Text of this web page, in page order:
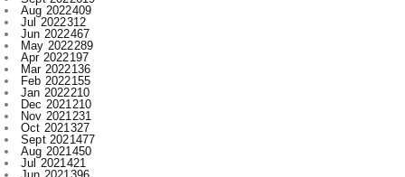
Aug 2022409
Jul 2022312
Jun 2022467
May 2022289
Apr 2022197
Mar 2022136
Feb 2022155
Jan 2022210
Dec 2021210
Nov 2021231
Oct 2021327
Sept 2021477
Aug 2021450
Jul 2021421